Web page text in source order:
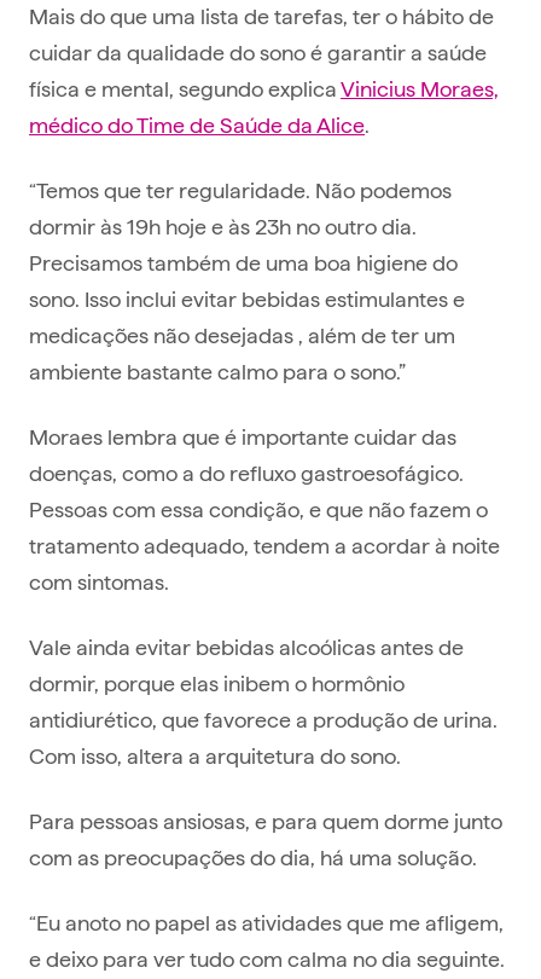
Mais do que uma lista de tarefas, ter o hábito de
cuidar da qualidade do sono é garantir a saúde
física e mental, segundo explicaVinicius Moraes,
médico do Time de Saúde da Alice.
“Temos que ter regularidade. Não podemos
dormir às 19h hoje e às 23h no outro dia.
Precisamos também de uma boa higiene do
sono. Isso inclui evitar bebidas estimulantes e
medicações não desejadas , além de ter um
ambiente bastante calmo para o sono.”
Moraes lembra que é importante cuidar das
doenças, como a do refluxo gastroesofágico.
Pessoas com essa condição, e que não fazem o
tratamento adequado, tendem a acordar à noite
com sintomas.
Vale ainda evitar bebidas alcoólicas antes de
dormir, porque elas inibem o hormônio
antidiurético, que favorece a produção de urina.
Com isso, altera a arquitetura do sono.
Para pessoas ansiosas, e para quem dorme junto
com as preocupações do dia, há uma solução.
“Eu anoto no papel as atividades que me afligem,
e deixo para ver tudo com calma no dia seguinte.